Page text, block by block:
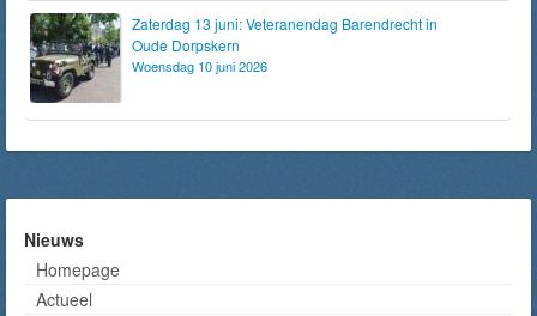
Zaterdag 13 juni: Veteranendag Barendrecht in
Oude Dorpskern
Woensdag 10 juni 2026
Nieuws
Homepage
Actueel